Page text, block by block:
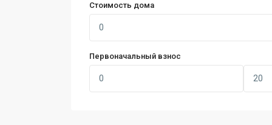
Стоимость дома
Первоначальный взнос